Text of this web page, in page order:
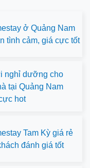
ở Quảng Nam
tình cảm, giá cực tốt
nghỉ dưỡng cho
tại Quảng Nam
hot
Tam Kỳ giá rẻ
đánh giá tốt